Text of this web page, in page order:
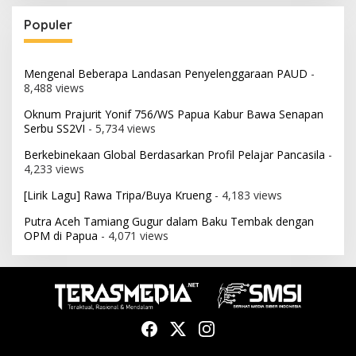
Populer
Mengenal Beberapa Landasan Penyelenggaraan PAUD -
8,488 views
Oknum Prajurit Yonif 756/WS Papua Kabur Bawa Senapan
Serbu SS2VI - 5,734 views
Berkebinekaan Global Berdasarkan Profil Pelajar Pancasila -
4,233 views
[Lirik Lagu] Rawa Tripa/Buya Krueng- 4,183 views
Putra Aceh Tamiang Gugur dalam Baku Tembak dengan
OPM di Papua - 4,071 views